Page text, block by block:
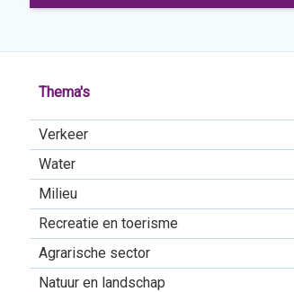
Thema's
Verkeer
Water
Milieu
Recreatie en toerisme
Agrarische sector
Natuur en landschap